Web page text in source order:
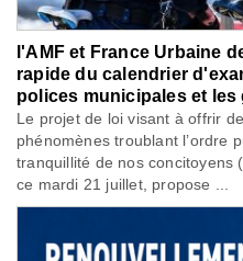
l'AMF et France Urbaine
rapide du calendrier
polices municipales et
Le projet de loi visant à offrir
phénomènes troublant l’ordre
tranquillité de nos concitoyens
ce mardi 21 juillet, propose ...